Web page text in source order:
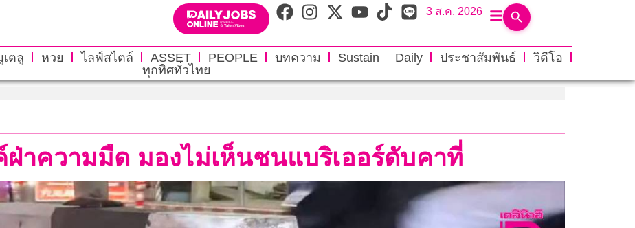
3 ส.ค. 2026
เตลู หวย ไลฟ์สไตล์ ASSET PEOPLE บทความ Sustain Daily ประชาสัมพันธ์
วิดีโอ
ทุกทิศทั่วไทย
าความมืด มองไม่เห็นชนแบริเออร์ดับคาที่